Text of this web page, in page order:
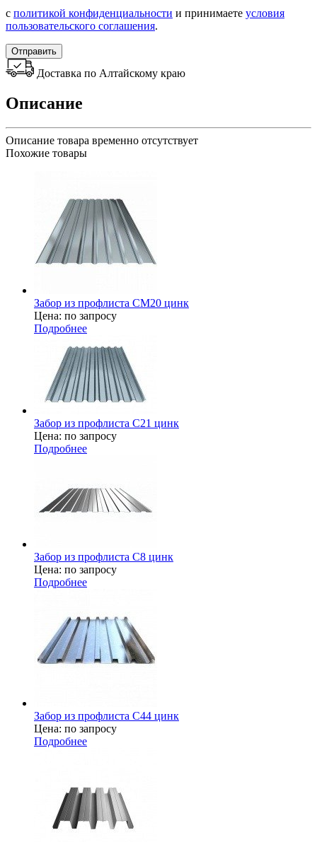
с политикой конфиденциальности и принимаете условия
пользовательского соглашения.
Отправить
Доставка по Алтайскому краю
Описание
Описание товара временно отсутствует
Похожие товары
Забор из профлиста СМ20 цинк
Цена: по запросу
Подробнее
Забор из профлиста С21 цинк
Цена: по запросу
Подробнее
Забор из профлиста С8 цинк
Цена: по запросу
Подробнее
Забор из профлиста С44 цинк
Цена: по запросу
Подробнее